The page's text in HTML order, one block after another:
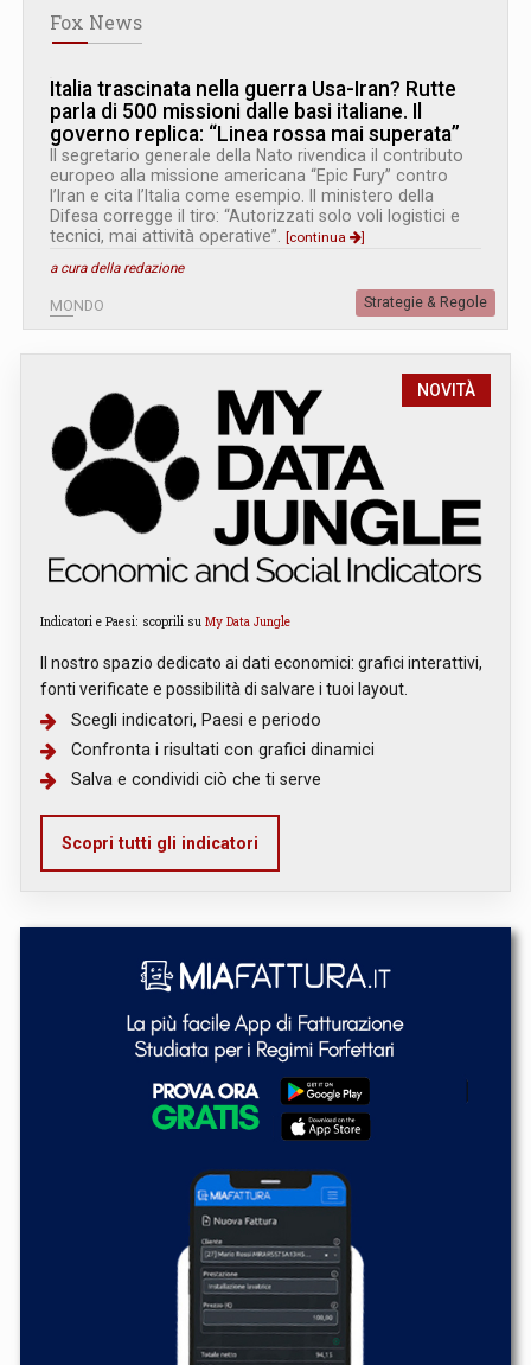
Fox News
Italia trascinata nella guerra Usa-Iran? Rutte
parla di 500 missioni dalle basi italiane. Il
governo replica: “Linea rossa mai superata”
Il segretario generale della Nato rivendica il contributo
europeo alla missione americana “Epic Fury” contro
l’Iran e cita l’Italia come esempio. Il ministero della
Difesa corregge il tiro: “Autorizzati solo voli logistici e
tecnici, mai attività operative”. [continua
]
a cura della redazione
MONDO Strategie & Regole
NOVITÀ
Indicatori e Paesi: scoprili su My Data Jungle
Il nostro spazio dedicato ai dati economici: grafici interattivi,
fonti verificate e possibilità di salvare i tuoi layout.
Scegli indicatori, Paesi e periodo
Confronta i risultati con grafici dinamici
Salva e condividi ciò che ti serve
Scopri tutti gli indicatori